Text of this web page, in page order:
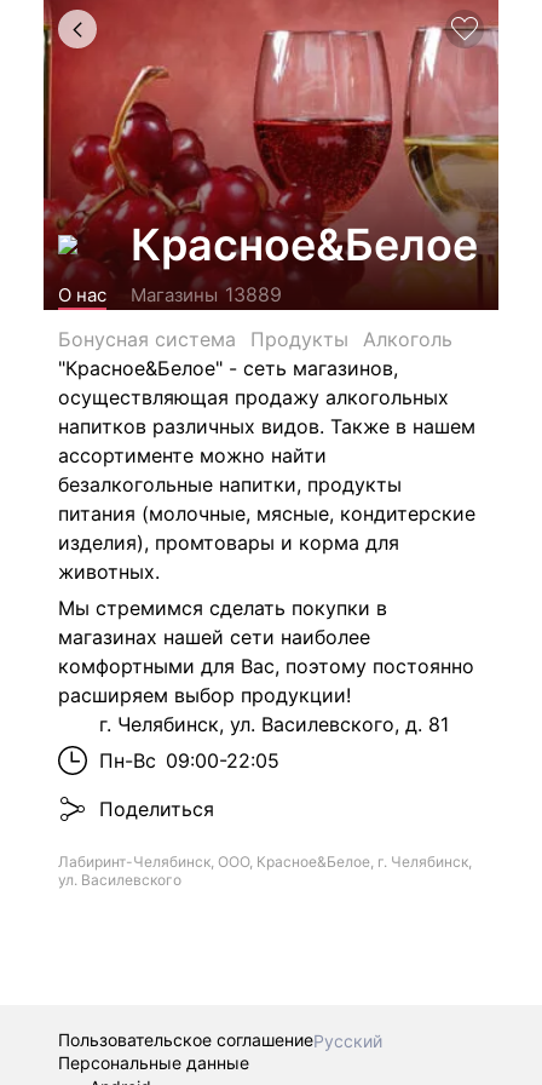
Красное&Белое
О нас Магазины 13889
Бонусная система
Продукты
Алкоголь
"Красное&Белое" - сеть магазинов,
осуществляющая продажу алкогольных
напитков различных видов. Также в нашем
ассортименте можно найти
безалкогольные напитки, продукты
питания (молочные, мясные, кондитерские
изделия), промтовары и корма для
животных.
Мы стремимся сделать покупки в
магазинах нашей сети наиболее
комфортными для Вас, поэтому постоянно
расширяем выбор продукции!
г. Челябинск, ул. Василевского, д. 81
Пн-Вс 09:00-22:05
Поделиться
Лабиринт-Челябинск, ООО, Красное&Белое, г. Челябинск,
ул. Василевского
Пользовательское соглашениеРусский
Персональные данные